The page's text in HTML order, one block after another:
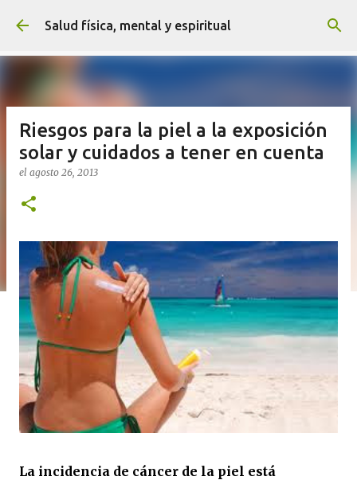
Ir al contenido principal
Salud física, mental y espiritual
Riesgos para la piel a la exposición
solar y cuidados a tener en cuenta
el agosto 26, 2013
La incidencia de cáncer de la piel está